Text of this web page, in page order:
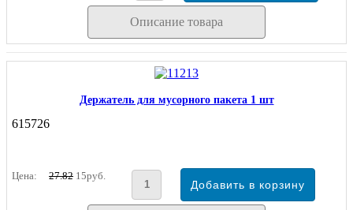
Описание товара
Держатель для мусорного пакета 1 шт
615726
Цена: 27.82 15руб.